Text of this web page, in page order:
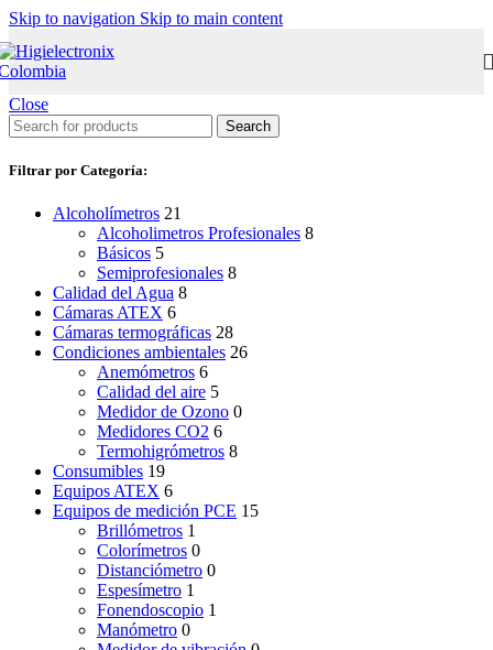
Skip to navigation Skip to main content
Close
Search
Filtrar por Categoría:
Alcoholímetros 21
Alcoholimetros Profesionales 8
Básicos 5
Semiprofesionales 8
Calidad del Agua 8
Cámaras ATEX 6
Cámaras termográficas 28
Condiciones ambientales 26
Anemómetros 6
Calidad del aire 5
Medidor de Ozono 0
Medidores CO2 6
Termohigrómetros 8
Consumibles 19
Equipos ATEX 6
Equipos de medición PCE 15
Brillómetros 1
Colorímetros 0
Distanciómetro 0
Espesímetro 1
Fonendoscopio 1
Manómetro 0